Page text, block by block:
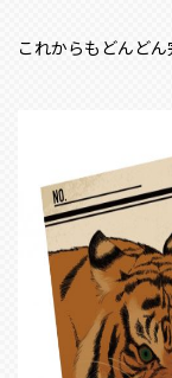
これからもどんどん